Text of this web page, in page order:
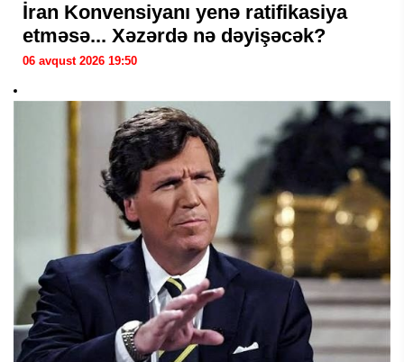
İran Konvensiyanı yenə ratifikasiya
etməsə... Xəzərdə nə dəyişəcək?
06 avqust 2026 19:50